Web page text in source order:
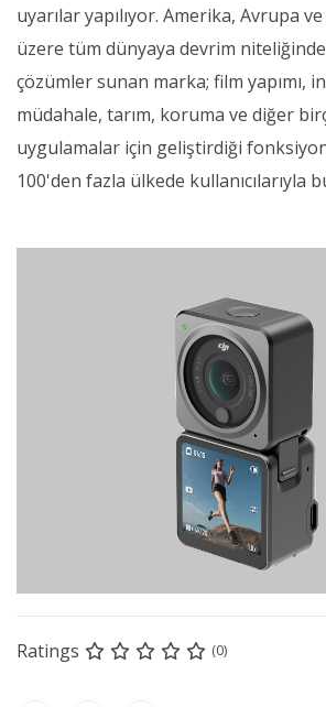
uyarılar yapılıyor. Amerika, Avrupa
üzere tüm dünyaya devrim
çözümler sunan marka; film yapımı,
müdahale, tarım, koruma ve diğer
uygulamalar için geliştirdiği
100'den fazla ülkede kullanıcılarıyla
Ratings (0)